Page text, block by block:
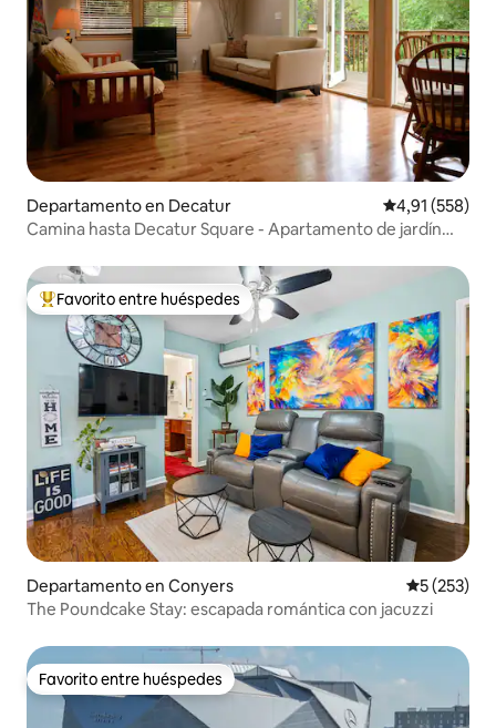
Departamento en Decatur Calificación
4,91 (558)
Camina hasta Decatur Square - Apartamento de jardín
Favorito entre los huéspedes más destacados
Favorito entre huéspedes
Departamento en Conyers
5 (253)
The Poundcake Stay: escapada romántica con jacuzzi
Favorito entre huéspedes
Favorito entre huéspedes